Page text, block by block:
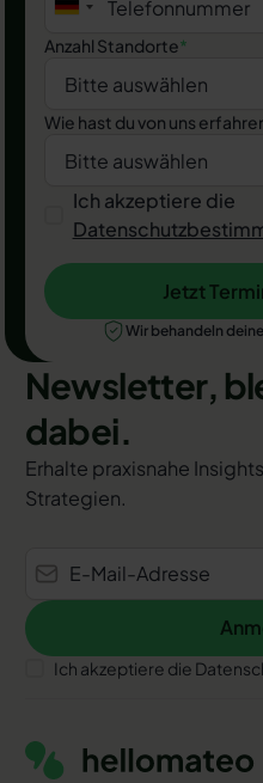
Anzahl Standorte*
Wie hast du von uns
Ich akzeptiere die
Jetzt Termin auswählen
Jetzt
Wir behandeln
Newsletter,
dabei.
Erhalte praxisnahe
Strategien.
Anmelden
Ich akzeptiere die